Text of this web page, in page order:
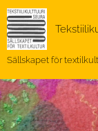
Sällskapet för